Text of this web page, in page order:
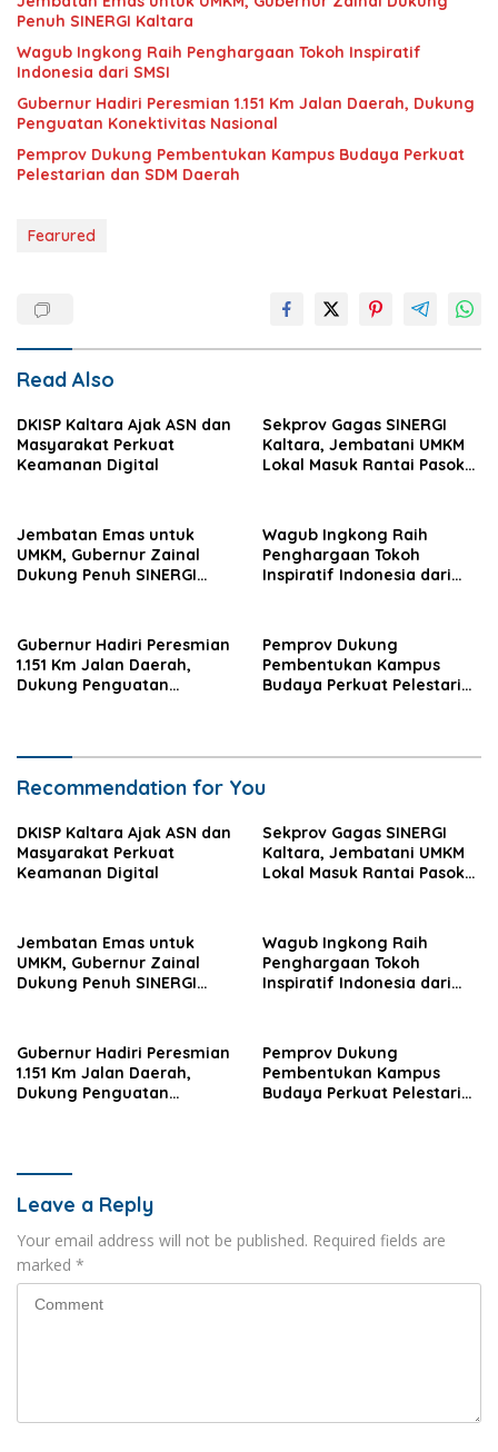
Penuh SINERGI Kaltara
Wagub Ingkong Raih Penghargaan Tokoh Inspiratif
Indonesia dari SMSI
Gubernur Hadiri Peresmian 1.151 Km Jalan Daerah, Dukung
Penguatan Konektivitas Nasional
Pemprov Dukung Pembentukan Kampus Budaya Perkuat
Pelestarian dan SDM Daerah
Fearured
Read Also
DKISP Kaltara Ajak ASN dan
Masyarakat Perkuat
Keamanan Digital
Sekprov Gagas SINERGI
Kaltara, Jembatani UMKM
Lokal Masuk Rantai Pasok
Jembatan Emas untuk
UMKM, Gubernur Zainal
Dukung Penuh SINERGI
Wagub Ingkong Raih
Penghargaan Tokoh
Inspiratif Indonesia dari
Gubernur Hadiri Peresmian
1.151 Km Jalan Daerah,
Dukung Penguatan
Pemprov Dukung
Pembentukan Kampus
Budaya Perkuat Pelestarian
Recommendation for You
DKISP Kaltara Ajak ASN dan
Masyarakat Perkuat
Keamanan Digital
Sekprov Gagas SINERGI
Kaltara, Jembatani UMKM
Lokal Masuk Rantai Pasok
Jembatan Emas untuk
UMKM, Gubernur Zainal
Dukung Penuh SINERGI
Wagub Ingkong Raih
Penghargaan Tokoh
Inspiratif Indonesia dari
Gubernur Hadiri Peresmian
1.151 Km Jalan Daerah,
Dukung Penguatan
Pemprov Dukung
Pembentukan Kampus
Budaya Perkuat Pelestarian
Leave a Reply
Your email address will not be published. Required fields are
marked *